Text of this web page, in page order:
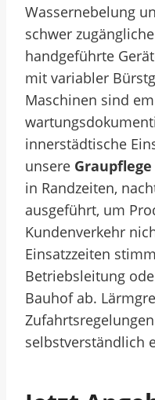
Wassernebelung
schwer
handgeführte
mit variabler
Maschinen sind
innerstädtische
unsere
in Randzeiten,
ausgeführt, um
Kundenverkehr
Einsatzzeiten
Betriebsleitung
Bauhof ab.
selbstverständlich